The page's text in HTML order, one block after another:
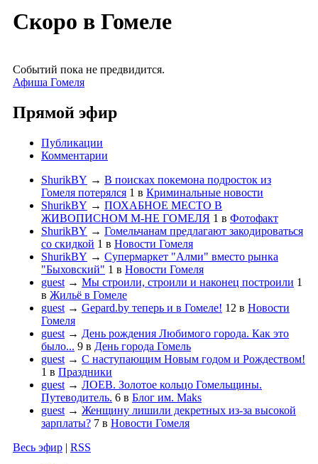
Скоро в Гомеле
Событий пока не предвидится.
Афиша Гомеля
Прямой эфир
Публикации
Комментарии
ShurikBY → В поисках покемона подросток из
Гомеля потерялся 1 в Криминальные новости
ShurikBY → ПОХАБНОЕ МЕСТО В
ЖИВОПИСНОМ М-НЕ ГОМЕЛЯ 1 в Фотофакт
ShurikBY → Гомельчанам предлагают закодироваться
со скидкой 1 в Новости Гомеля
ShurikBY → Супермаркет "Алми" вместо рынка
"Быховский" 1 в Новости Гомеля
guest → Мы строили, строили и наконец построили 1
в Жильё в Гомеле
guest → Gepard.by теперь и в Гомеле! 12 в Новости
Гомеля
guest → День рождения Любимого города. Как это
было... 9 в День города Гомель
guest → С наступающим Новым годом и Рождеством!
1 в Праздники
guest → ЛОЕВ. Золотое кольцо Гомельщины.
Путеводитель. 6 в Блог им. Maks
guest → Женщину лишили декретных из-за высокой
зарплаты? 7 в Новости Гомеля
Весь эфир | RSS